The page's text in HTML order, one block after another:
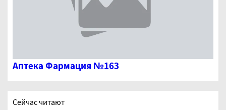
Аптека Фармация №163
Сейчас читают